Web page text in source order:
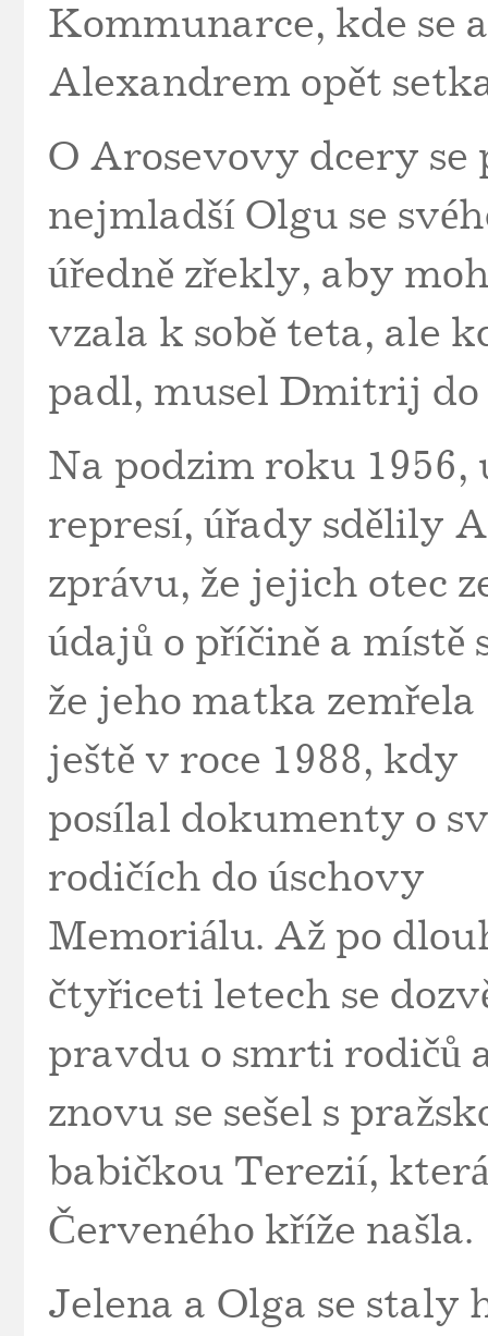
Kommunarce, kde se
Alexandrem opět
O Arosevovy dcery
nejmladší Olgu se
úředně zřekly, aby
vzala k sobě teta, ale
padl, musel Dmitrij do
Na podzim roku
represí, úřady sdělily
zprávu, že jejich otec
údajů o příčině a
že jeho matka
ještě v roce 1988, kdy
posílal dokumenty o
rodičích do úschovy
Memoriálu. Až po
čtyřiceti letech se
pravdu o smrti rodičů
znovu se sešel s
babičkou Terezií,
Červeného kříže našla.
Jelena a Olga se staly